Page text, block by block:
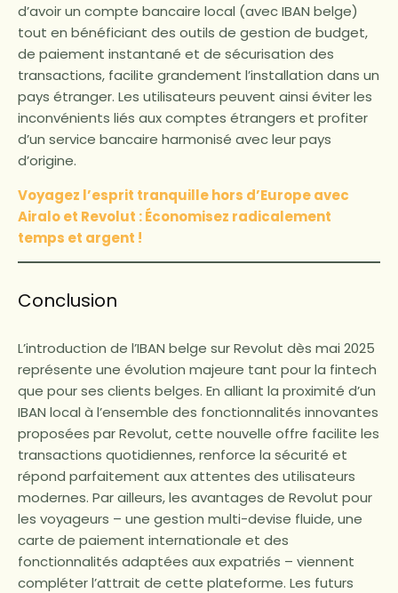
d’avoir un compte bancaire local (avec IBAN belge)
tout en bénéficiant des outils de gestion de budget,
de paiement instantané et de sécurisation des
transactions, facilite grandement l’installation dans un
pays étranger. Les utilisateurs peuvent ainsi éviter les
inconvénients liés aux comptes étrangers et profiter
d’un service bancaire harmonisé avec leur pays
d’origine.
Voyagez l’esprit tranquille hors d’Europe avec
Airalo et Revolut : Économisez radicalement
temps et argent !
Conclusion
L’introduction de l’IBAN belge sur Revolut dès mai 2025
représente une évolution majeure tant pour la fintech
que pour ses clients belges. En alliant la proximité d’un
IBAN local à l’ensemble des fonctionnalités innovantes
proposées par Revolut, cette nouvelle offre facilite les
transactions quotidiennes, renforce la sécurité et
répond parfaitement aux attentes des utilisateurs
modernes. Par ailleurs, les avantages de Revolut pour
les voyageurs – une gestion multi-devise fluide, une
carte de paiement internationale et des
fonctionnalités adaptées aux expatriés – viennent
compléter l’attrait de cette plateforme. Les futurs